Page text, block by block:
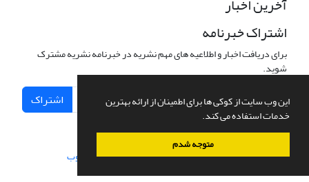
این وب سایت از کوکی ها برای اطمینان از ارائه بهترین
خدمات استفاده می کند.
متوجه شدم
آخرین اخبار
اشتراک خبرنامه
برای دریافت اخبار و اطلاعیه های مهم نشریه در خبرنامه نشریه مشترک
شوید.
اشتراک
سامانه مدیریت نشریات علمی.طراحی و پیاده سازی از سیناوب